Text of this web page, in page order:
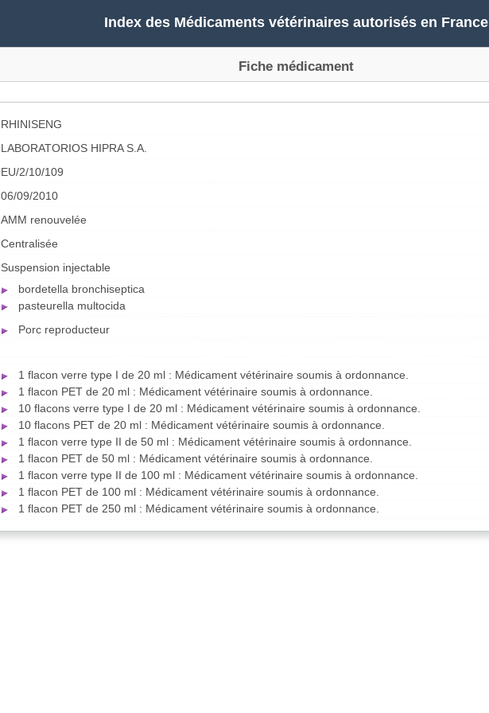
Index des Médicaments vétérinaires autorisés en France
Fiche médicament
RHINISENG
LABORATORIOS HIPRA S.A.
EU/2/10/109
06/09/2010
AMM renouvelée
Centralisée
Suspension injectable
bordetella bronchiseptica
pasteurella multocida
Porc reproducteur
1 flacon verre type I de 20 ml : Médicament vétérinaire soumis à ordonnance.
1 flacon PET de 20 ml : Médicament vétérinaire soumis à ordonnance.
10 flacons verre type I de 20 ml : Médicament vétérinaire soumis à ordonnance.
10 flacons PET de 20 ml : Médicament vétérinaire soumis à ordonnance.
1 flacon verre type II de 50 ml : Médicament vétérinaire soumis à ordonnance.
1 flacon PET de 50 ml : Médicament vétérinaire soumis à ordonnance.
1 flacon verre type II de 100 ml : Médicament vétérinaire soumis à ordonnance.
1 flacon PET de 100 ml : Médicament vétérinaire soumis à ordonnance.
1 flacon PET de 250 ml : Médicament vétérinaire soumis à ordonnance.